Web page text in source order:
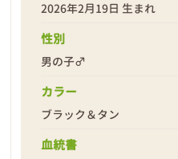
2026年2月19日 生まれ
性別
男の子♂
カラー
ブラック＆タン
血統書